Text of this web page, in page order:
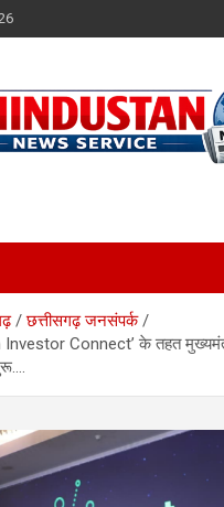
Service
छत्तीसगढ़ जनसंपर्क
Investor Connect’ के तहत